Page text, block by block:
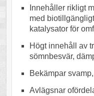
Innehåller rikligt
med
katalysator för
Högt innehåll av
sömnbesvär,
Bekämpar
Avlägsnar